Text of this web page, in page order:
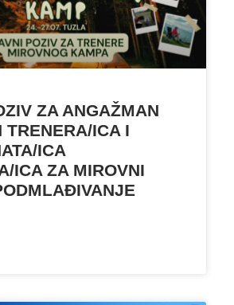
ZA ANGAŽMAN
TRENERA/ICA I
ICA
ICA ZA MIROVNI